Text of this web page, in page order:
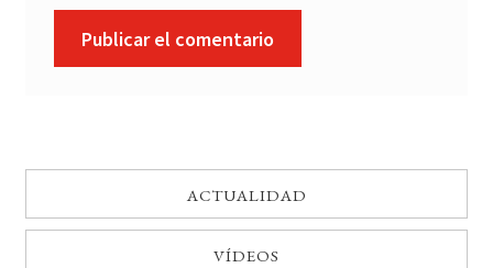
ACTUALIDAD
VÍDEOS